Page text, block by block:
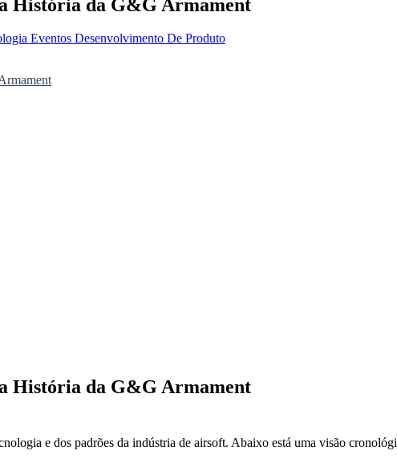
História da G&G Armament
Eventos Desenvolvimento De Produto
História da G&G Armament
e dos padrões da indústria de airsoft. Abaixo está uma visão